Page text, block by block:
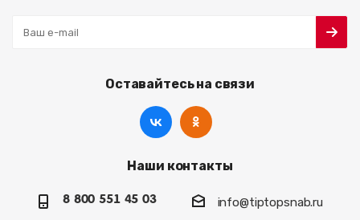
Оставайтесь на связи
Наши контакты
8 800 551 45 03 info@tiptopsnab.ru